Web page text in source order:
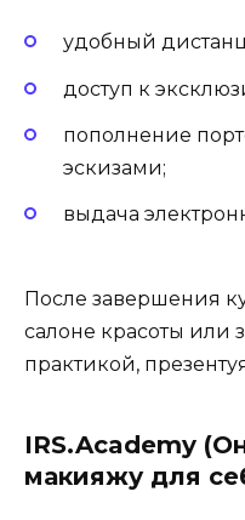
удобный
доступ к
пополнение
эскизами;
выдача
После завершения
салоне красоты или
практикой,
IRS.Academy
макияжу для